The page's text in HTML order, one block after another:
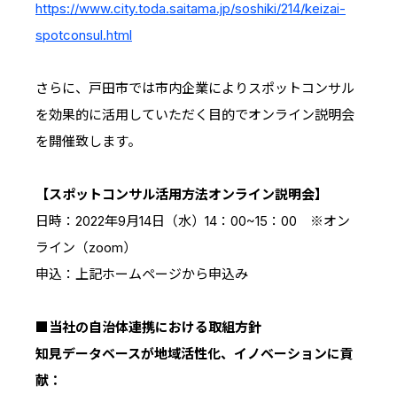
https://www.city.toda.saitama.jp/soshiki/214/keizai-
spotconsul.html
さらに、戸田市では市内企業によりスポットコンサル
を効果的に活用していただく目的でオンライン説明会
を開催致します。
【スポットコンサル活用方法オンライン説明会】
日時：2022年9月14日（水）14：00~15：00 ※オン
ライン（zoom）
申込：上記ホームページから申込み
■当社の自治体連携における取組方針
知見データベースが地域活性化、イノベーションに貢
献：